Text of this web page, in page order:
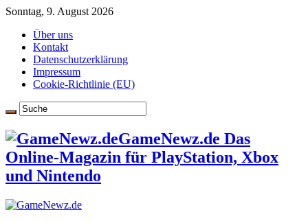
Sonntag, 9. August 2026
Über uns
Kontakt
Datenschutzerklärung
Impressum
Cookie-Richtlinie (EU)
GameNewz.de Das
Online-Magazin für PlayStation, Xbox
und Nintendo